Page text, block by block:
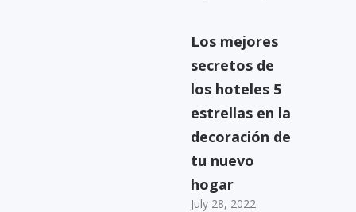
Los mejores
secretos de
los hoteles 5
estrellas en la
decoración de
tu nuevo
hogar
July 28, 2022